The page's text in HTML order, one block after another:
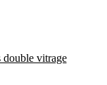
double vitrage